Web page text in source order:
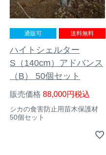
通販可 送料無料
ハイトシェルター
S（140cm）アドバンス
（B） 50個セット
販売価格 88,000 税込
シカの食害防止用苗木保護材
50個セット
閉じる